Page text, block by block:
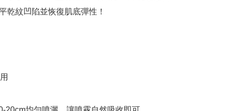
乾紋凹陷並恢復肌底彈性！